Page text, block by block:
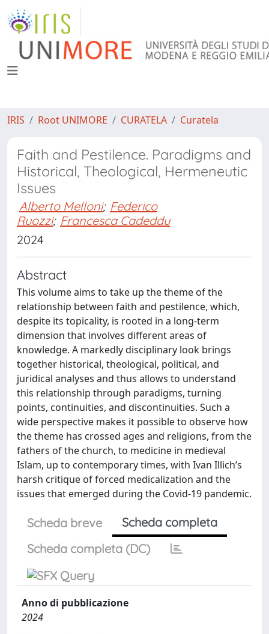
IRIS Root UNIMORE CURATELA Curatela
Faith and Pestilence. Paradigms and
Historical, Theological, Hermeneutic
Issues
Alberto Melloni; Federico
Ruozzi; Francesca Cadeddu
2024
Abstract
This volume aims to take up the theme of the
relationship between faith and pestilence, which,
despite its topicality, is rooted in a long-term
dimension that involves different areas of
knowledge. A markedly disciplinary look brings
together historical, theological, political, and
juridical analyses and thus allows to understand
this relationship through paradigms, turning
points, continuities, and discontinuities. Such a
wide perspective makes it possible to observe how
the theme has crossed ages and religions, from the
fathers of the church, to medicine in medieval
Islam, up to contemporary times, with Ivan Illich’s
harsh critique of forced medicalization and the
issues that emerged during the Covid-19 pandemic.
Scheda breve
Scheda completa
Scheda completa (DC)
Anno di pubblicazione
2024